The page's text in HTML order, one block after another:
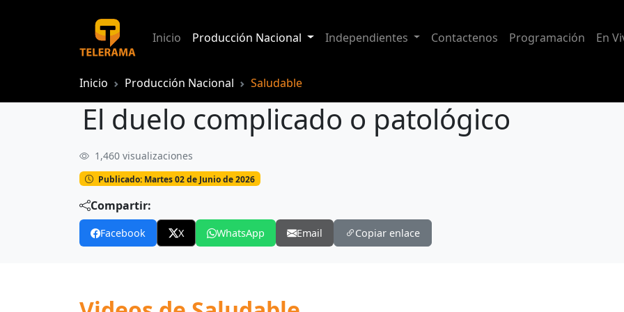
Inicio Producción Nacional Independientes Contactenos Programación En
Inicio Producción Nacional Saludable
El duelo complicado o patológico
El duelo complicado o patológico
1,460 visualizaciones
Publicado: Martes 02 de Junio de 2026
Compartir:
Facebook X WhatsApp Email Copiar enlace